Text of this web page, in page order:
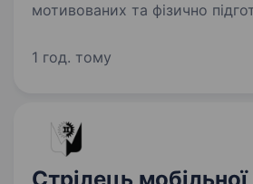
мотивованих та фізично
батальйоні. Ваша основна
1 год. тому